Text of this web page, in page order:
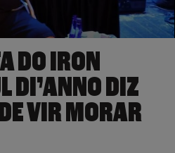
DO IRON
DI’ANNO DIZ
VIR MORAR